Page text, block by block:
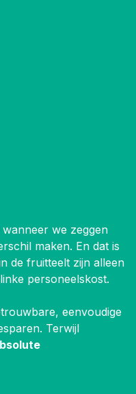
wanneer we zeggen
maken. En dat is
de fruitteelt zijn alleen
personeelskost.
eenvoudige
Terwijl